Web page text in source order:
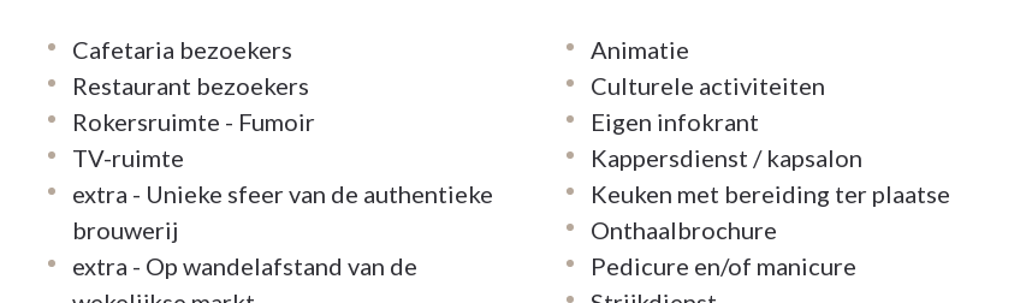
u zich volledig kunt concentreren op genieten van het leven. We beseffen heel goed dat
iedereen uniek is en zijn eigen verhaal heeft. Daarom letten we erop dat u de zorg en
diensten krijgt die specifiek bij u passen. Zo kunt u het leven leiden zoals u dat wilt!
Elke dag genieten
Of het nu over veiligheid, ontspanning, restaurantservice of het verblijf gaat: een
gemotiveerd team van medewerkers staat de klok rond voor u klaar om ervoor te zorgen dat
Cafetaria bezoekers
Restaurant bezoekers
Rokersruimte - Fumoir
TV-ruimte
extra - Unieke sfeer van de authentieke
brouwerij
extra - Op wandelafstand van de
Animatie
Culturele activiteiten
Eigen infokrant
Kappersdienst / kapsalon
Keuken met bereiding ter plaatse
Onthaalbrochure
Pedicure en/of manicure